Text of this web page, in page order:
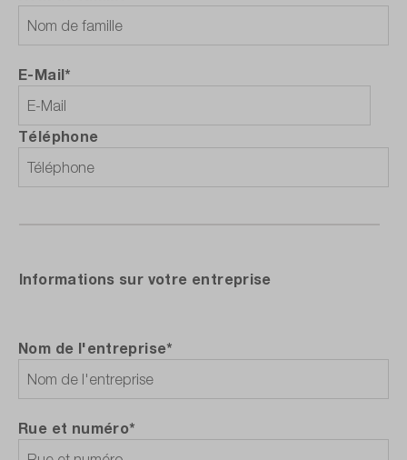
E-Mail*
Téléphone
Informations sur votre entreprise
Nom de l'entreprise*
Rue et numéro*